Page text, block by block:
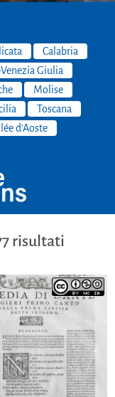
Calabria
Giulia
Molise
Toscana
d'Aoste
risultati